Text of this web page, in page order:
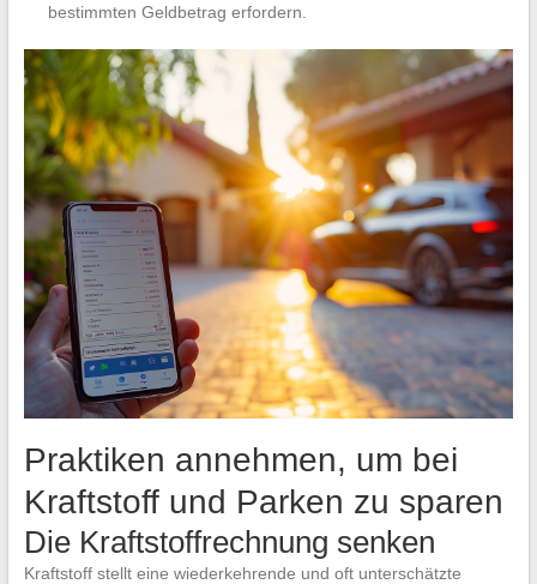
bestimmten Geldbetrag erfordern.
Praktiken annehmen, um bei
Kraftstoff und Parken zu sparen
Die Kraftstoffrechnung senken
Kraftstoff stellt eine wiederkehrende und oft unterschätzte